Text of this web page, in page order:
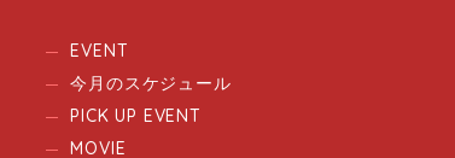
EVENT
今月のスケジュール
PICK UP EVENT
MOVIE